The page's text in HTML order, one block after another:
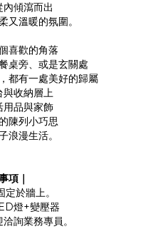
傾瀉而出
又溫暖的氛圍。
喜歡的角落
桌旁、或是玄關處
都有一處美好的歸屬
與收納層上
用品與家飾
陳列小巧思
浪漫生活。
項｜
於牆上。
燈+變壓器
詢業務專員。